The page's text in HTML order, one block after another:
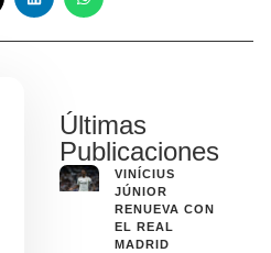
Últimas
Publicaciones
VINÍCIUS
JÚNIOR
RENUEVA CON
EL REAL
MADRID